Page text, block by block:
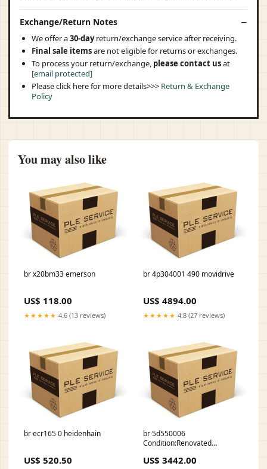
Exchange/Return Notes
We offer a30-dayreturn/exchange service after receiving.
Final sale itemsare not eligible for returns or exchanges.
To process your return/exchange, please contact usat
[email protected]
Please click here for more details>>> Return & Exchange
Policy
You may also like
br x20bm33 emerson
US$ 118.00
★★★★★ 4.6 (13 reviews)
br 4p304001 490 movidrive
US$ 4894.00
★★★★★ 4.8 (27 reviews)
br ecr165 0 heidenhain
US$ 520.50
br 5d550006
Condition:Renovated
US$ 3442.00